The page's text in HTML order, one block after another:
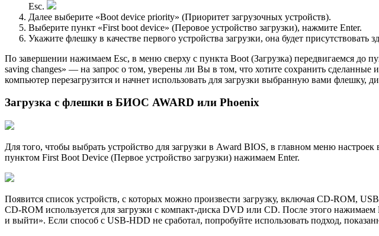
Esc.
Далее выберите «Boot device priority» (Приоритет загрузочных устройств).
Выберите пункт «First boot device» (Перовое устройство загрузки), нажмите Enter.
Укажите флешку в качестве первого устройства загрузки, она будет присутствовать
По завершении нажимаем Esc, в меню сверху с пункта Boot (Загрузка) передвигаемся
saving changes» — на запрос о том, уверены ли Вы в том, что хотите сохранить сделанные
компьютер перезагрузится и начнет использовать для загрузки выбранную вами флешку,
Загрузка с флешки в БИОС AWARD или Phoenix
Для того, чтобы выбрать устройство для загрузки в Award BIOS, в главном меню
пунктом First Boot Device (Первое устройство загрузки) нажимаем Enter.
Появится список устройств, с которых можно произвести загрузку, включая CD-ROM,
CD-ROM используется для загрузки с компакт-диска DVD или CD. После этого
и выйти». Если способ с USB-HDD не сработал, попробуйте использовать подход,